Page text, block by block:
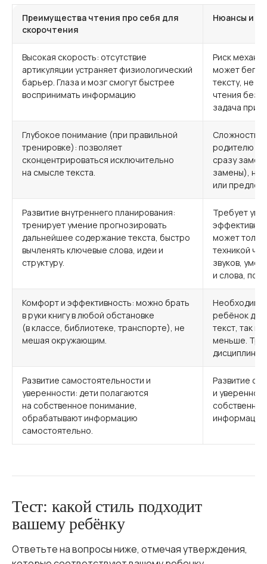
Преимущества чтения про себя для
скорочтения
Нюансы и
Высокая скорость: отсутствие
артикуляции устраняет физиологический
барьер. Глаза и мозг смогут быстрее
воспринимать информацию
Риск
может
тексту, не
чтения без
задача при
Глубокое понимание (при правильной
тренировке): позволяет
сконцентрироваться исключительно
на смысле текста.
Сложность
родителю
сразу
замены),
или
Развитие внутреннего планирования:
тренирует умение прогнозировать
дальнейшее содержание текста, быстро
вычленять ключевые слова, идеи и
структуру.
Требует
эффективно
может
техникой
звуков,
и слова,
Комфорт и эффективность: можно брать
в руки книгу в любой обстановке
(в классе, библиотеке, транспорте), не
мешая окружающим.
ребёнок
текст, так
меньше.
дисциплины.
Развитие самостоятельности и
уверенности: дети полагаются
на собственное понимание,
обрабатывают информацию
самостоятельно.
Развитие
и
информацию
Тест: какой стиль подходит
вашему ребёнку
Ответьте на вопросы ниже, отмечая утверждения,